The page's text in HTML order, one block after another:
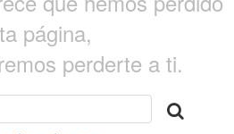
página,
perderte a ti.